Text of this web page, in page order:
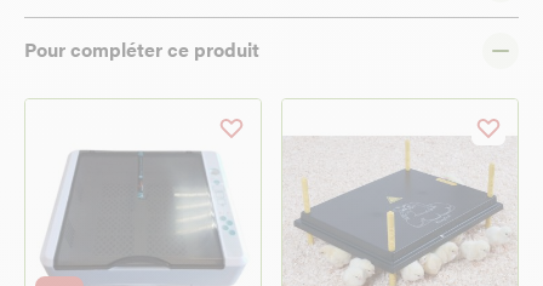
Pour compléter ce produit